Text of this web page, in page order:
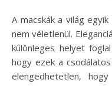
A macskák a világ egyik legnépszerűbb házi kedvencei, és
nem véletlenül.
különleges helyet
hogy ezek a
elengedhetetlen,